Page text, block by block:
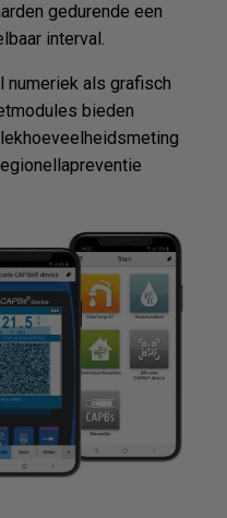
gedurende een
interval.
numeriek als grafisch
bieden